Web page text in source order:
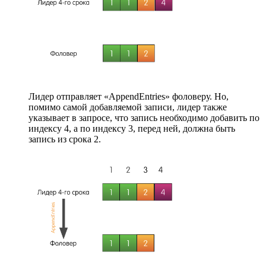
Лидер отправляет «AppendEntries» фоловеру. Но,
помимо самой добавляемой записи, лидер также
указывает в запросе, что запись необходимо добавить по
индексу 4, а по индексу 3, перед ней, должна быть
запись из срока 2.